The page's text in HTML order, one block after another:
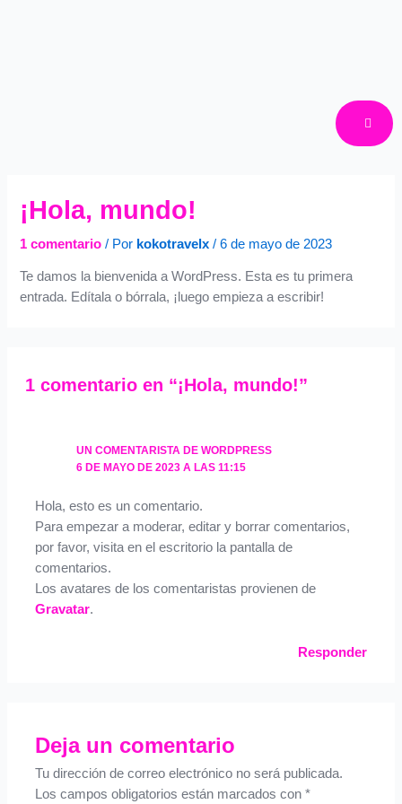
¡Hola, mundo!
1 comentario / Por kokotravelx/6 de mayo de 2023
Te damos la bienvenida a WordPress. Esta es tu primera
entrada. Edítala o bórrala, ¡luego empieza a escribir!
1 comentario en “¡Hola, mundo!”
UN COMENTARISTA DE WORDPRESS
6 DE MAYO DE 2023 A LAS 11:15
Hola, esto es un comentario.
Para empezar a moderar, editar y borrar comentarios,
por favor, visita en el escritorio la pantalla de
comentarios.
Los avatares de los comentaristas provienen de
Gravatar.
Responder
Deja un comentario
Tu dirección de correo electrónico no será publicada.
Los campos obligatorios están marcados con*